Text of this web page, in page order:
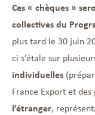
Ces « chèques »
collectives du
plus tard le 30 juin
ci s’étale sur
individuelles
France Export et
l’étranger,